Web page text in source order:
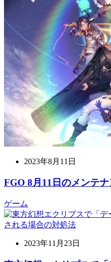
2023年8月11日
FGO 8月11日のメンテ
ゲーム
2023年11月23日